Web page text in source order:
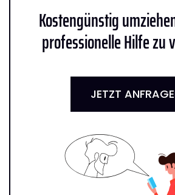
Kostengünstig
professionelle Hilfe zu
JETZT